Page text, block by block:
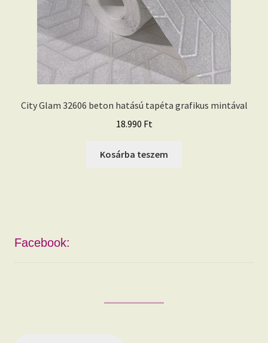
City Glam 32606 beton hatású tapéta grafikus mintával
18.990 Ft
Kosárba teszem
Facebook: